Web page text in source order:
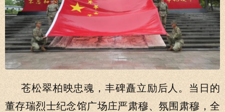
苍松翠柏映忠魂，丰碑矗立励后人。当日的
董存瑞烈士纪念馆广场庄严肃穆、氛围肃穆，全